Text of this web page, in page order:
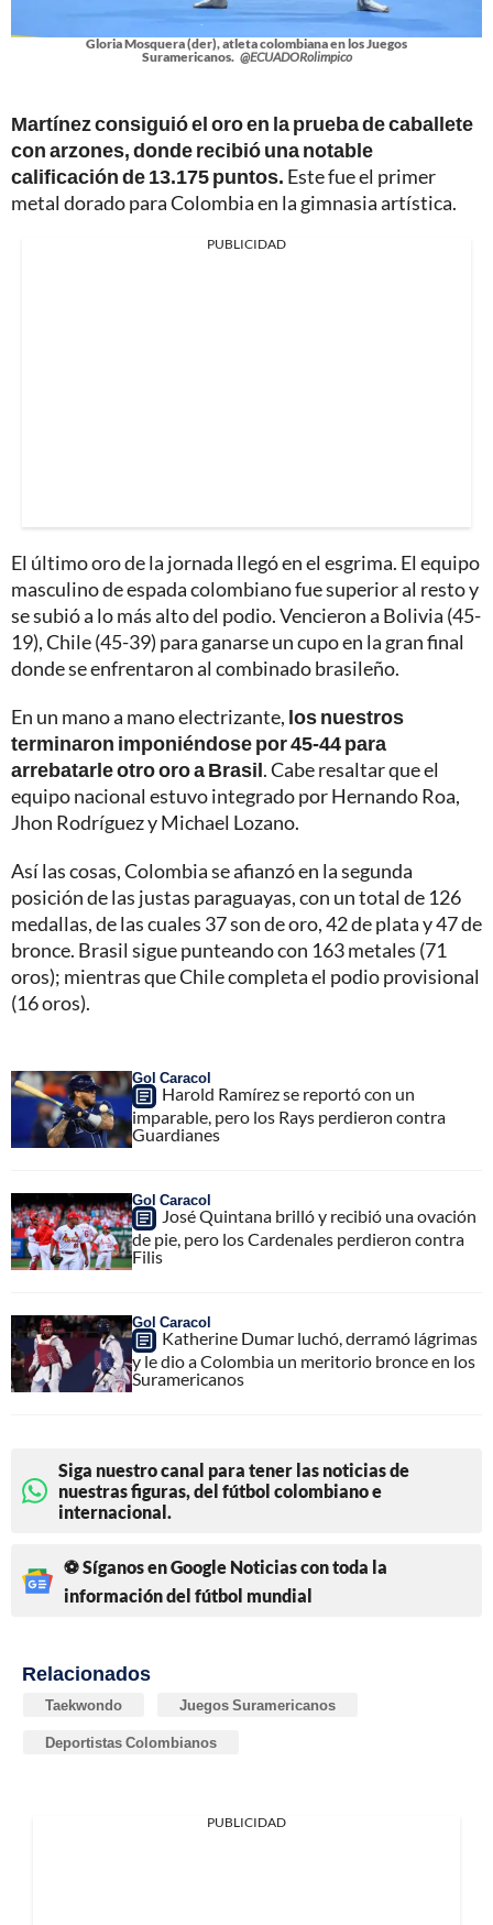
Gloria Mosquera (der), atleta colombiana en los Juegos
Suramericanos. @ECUADORolimpico
Martínez consiguió el oro en la prueba de caballete
con arzones, donde recibió una notable
calificación de 13.175 puntos. Este fue el primer
metal dorado para Colombia en la gimnasia artística.
PUBLICIDAD
El último oro de la jornada llegó en el esgrima. El equipo
masculino de espada colombiano fue superior al resto y
se subió a lo más alto del podio. Vencieron a Bolivia (45-
19), Chile (45-39) para ganarse un cupo en la gran final
donde se enfrentaron al combinado brasileño.
En un mano a mano electrizante, los nuestros
terminaron imponiéndose por 45-44 para
arrebatarle otro oro a Brasil. Cabe resaltar que el
equipo nacional estuvo integrado por Hernando Roa,
Jhon Rodríguez y Michael Lozano.
Así las cosas, Colombia se afianzó en la segunda
posición de las justas paraguayas, con un total de 126
medallas, de las cuales 37 son de oro, 42 de plata y 47 de
bronce. Brasil sigue punteando con 163 metales (71
oros); mientras que Chile completa el podio provisional
(16 oros).
Gol Caracol
Harold Ramírez se reportó con un
imparable, pero los Rays perdieron contra
Guardianes
Gol Caracol
José Quintana brilló y recibió una ovación
de pie, pero los Cardenales perdieron contra
Filis
Gol Caracol
Katherine Dumar luchó, derramó lágrimas
y le dio a Colombia un meritorio bronce en los
Suramericanos
Siga nuestro canal para tener las noticias de
nuestras figuras, del fútbol colombiano e
internacional.
⚽ Síganos en Google Noticias con toda la
información del fútbol mundial
Relacionados
Taekwondo Juegos Suramericanos
Deportistas Colombianos
PUBLICIDAD